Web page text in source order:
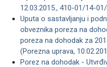
12.03.2015., 410-01/14-
Uputa o sastavljanju i
obveznika poreza na
poreza na dohodak za
(Porezna uprava,
Porez na dohodak -